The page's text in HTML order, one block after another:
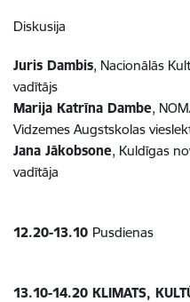
Diskusija
Juris Dambis, Nacionālās
vadītājs
Marija Katrīna Dambe,
Vidzemes Augstskolas
Jana Jākobsone, Kuldīgas
vadītāja
12.20-13.10 Pusdienas
13.10-14.20 KLIMATS,